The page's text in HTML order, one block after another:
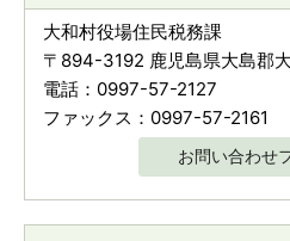
大和村役場住民税務課
〒894-3192 鹿児島県大島郡
電話：0997-57-2127
ファックス：0997-57-2161
お問い合わせ